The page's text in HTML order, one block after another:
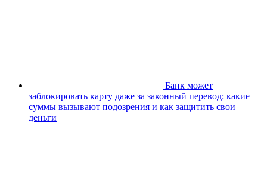
Банк может
заблокировать карту даже за законный перевод: какие
суммы вызывают подозрения и как защитить свои
деньги